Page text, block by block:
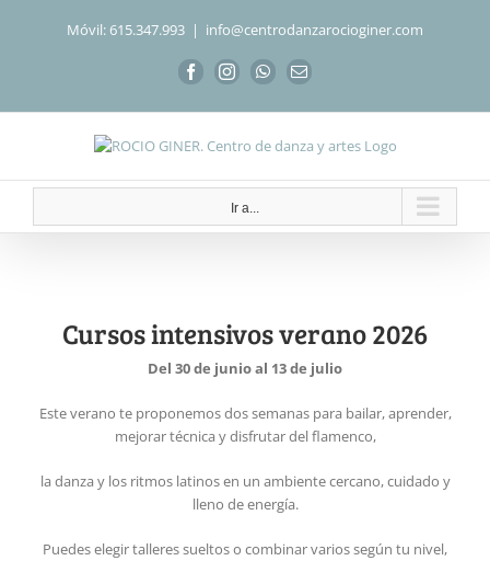
Móvil: 615.347.993 | info@centrodanzarocioginer.com
FacebookInstagramWhatsApp
Correo
Ir a...
Cursos intensivos verano 2026
Del 30 de junio al 13 de julio
Este verano te proponemos dos semanas para bailar, aprender,
mejorar técnica y disfrutar del flamenco,
la danza y los ritmos latinos en un ambiente cercano, cuidado y
lleno de energía.
Puedes elegir talleres sueltos o combinar varios según tu nivel,